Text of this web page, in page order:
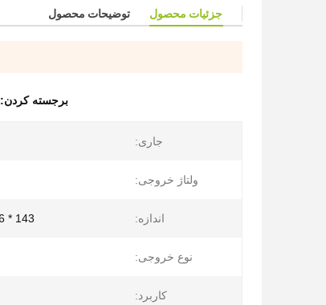
جزئیات محصول توضیحات محصول
برجسته کردن:
جاری:
ولتاژ خروجی:
اندازه: 143 * 86 * 114 (میلی متر)
نوع خروجی:
کاربرد: